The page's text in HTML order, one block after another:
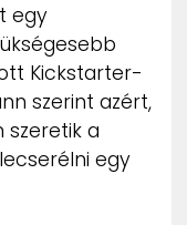
egy
Kickstarter-
szerint azért,
a
egy